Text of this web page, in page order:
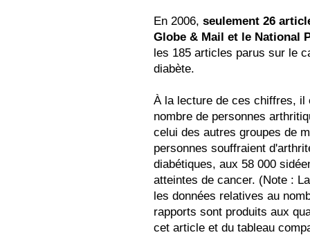
En 2006, seulement 26
Globe & Mail et le National
les 185 articles parus sur le
diabète.
À la lecture de ces chiffres, il
nombre de personnes
celui des autres groupes de
personnes souffraient
diabétiques, aux 58 000
atteintes de cancer. (Note :
les données relatives au
rapports sont produits aux
cet article et du tableau